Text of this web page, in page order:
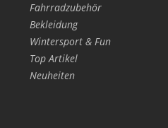
Fahrradzubehör
Bekleidung
Wintersport & Fun
Top Artikel
Neuheiten